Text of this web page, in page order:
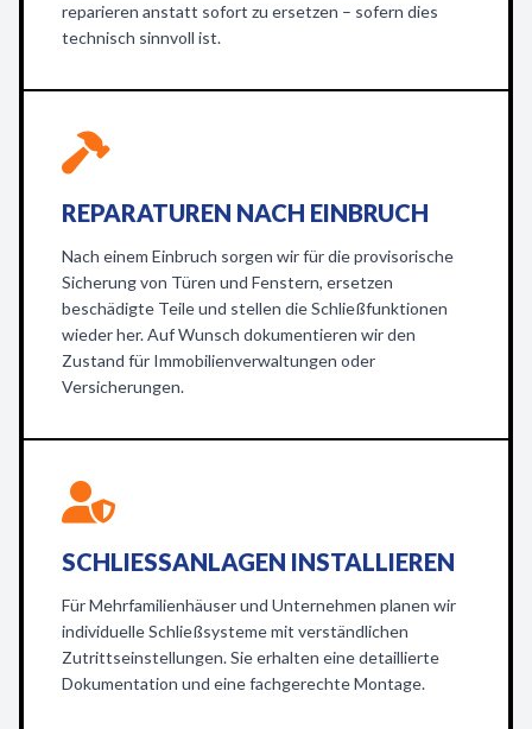
reparieren anstatt sofort zu ersetzen – sofern dies
technisch sinnvoll ist.
REPARATUREN NACH EINBRUCH
Nach einem Einbruch sorgen wir für die provisorische
Sicherung von Türen und Fenstern, ersetzen
beschädigte Teile und stellen die Schließfunktionen
wieder her. Auf Wunsch dokumentieren wir den
Zustand für Immobilienverwaltungen oder
Versicherungen.
SCHLIESSANLAGEN INSTALLIEREN
Für Mehrfamilienhäuser und Unternehmen planen wir
individuelle Schließsysteme mit verständlichen
Zutrittseinstellungen. Sie erhalten eine detaillierte
Dokumentation und eine fachgerechte Montage.